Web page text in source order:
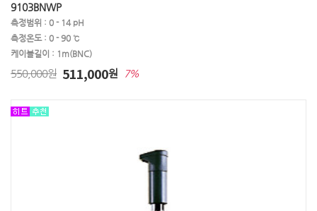
9103BNWP
측정범위 : 0 - 14 pH
측정온도 : 0 - 90 ℃
케이블길이 : 1m(BNC)
550,000원 511,000원 7%